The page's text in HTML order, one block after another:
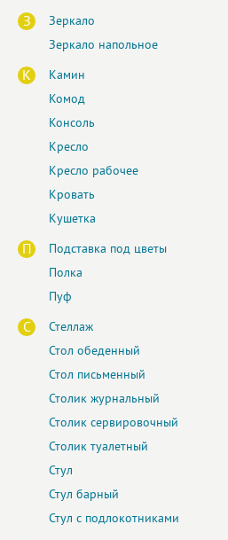
З
Зеркало
Зеркало напольное
К
Камин
Комод
Консоль
Кресло
Кресло рабочее
Кровать
Кушетка
П
Подставка под цветы
Полка
Пуф
С
Стеллаж
Стол обеденный
Стол письменный
Столик журнальный
Столик сервировочный
Столик туалетный
Стул
Стул барный
Стул с подлокотниками